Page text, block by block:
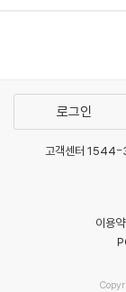
로그인
고객센터
이용